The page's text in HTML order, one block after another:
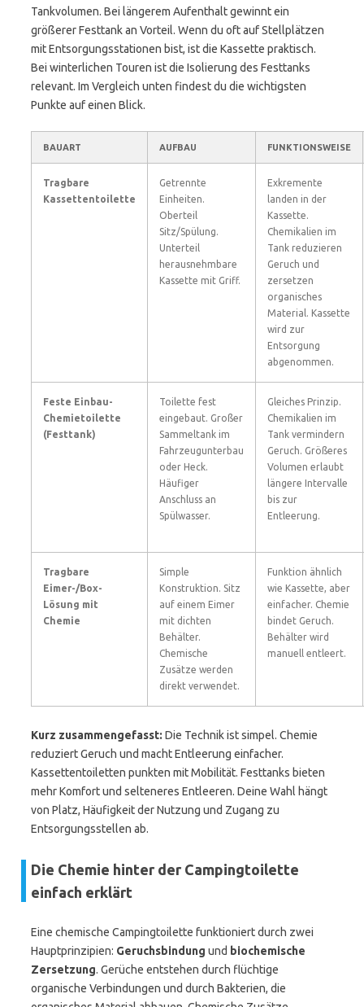
Tankvolumen. Bei längerem Aufenthalt gewinnt ein
größerer Festtank an Vorteil. Wenn du oft auf Stellplätzen
mit Entsorgungsstationen bist, ist die Kassette praktisch.
Bei winterlichen Touren ist die Isolierung des Festtanks
relevant. Im Vergleich unten findest du die wichtigsten
Punkte auf einen Blick.
BAUART AUFBAU FUNKTIONSWEISE
Tragbare
Kassettentoilette
Getrennte
Einheiten.
Oberteil
Sitz/Spülung.
Unterteil
herausnehmbare
Kassette mit Griff.
Exkremente
landen in der
Kassette.
Chemikalien im
Tank reduzieren
Geruch und
zersetzen
organisches
Material. Kassette
wird zur
Entsorgung
abgenommen.
Feste Einbau-
Chemietoilette
(Festtank)
Toilette fest
eingebaut. Großer
Sammeltank im
Fahrzeugunterbau
oder Heck.
Häufiger
Anschluss an
Spülwasser.
Gleiches Prinzip.
Chemikalien im
Tank vermindern
Geruch. Größeres
Volumen erlaubt
längere Intervalle
bis zur
Entleerung.
Tragbare
Eimer-/Box-
Lösung mit
Chemie
Simple
Konstruktion. Sitz
auf einem Eimer
mit dichten
Behälter.
Chemische
Zusätze werden
direkt verwendet.
Funktion ähnlich
wie Kassette, aber
einfacher. Chemie
bindet Geruch.
Behälter wird
manuell entleert.
Kurz zusammengefasst: Die Technik ist simpel. Chemie
reduziert Geruch und macht Entleerung einfacher.
Kassettentoiletten punkten mit Mobilität. Festtanks bieten
mehr Komfort und selteneres Entleeren. Deine Wahl hängt
von Platz, Häufigkeit der Nutzung und Zugang zu
Entsorgungsstellen ab.
Die Chemie hinter der Campingtoilette
einfach erklärt
Eine chemische Campingtoilette funktioniert durch zwei
Hauptprinzipien: Geruchsbindung und biochemische
Zersetzung. Gerüche entstehen durch flüchtige
organische Verbindungen und durch Bakterien, die